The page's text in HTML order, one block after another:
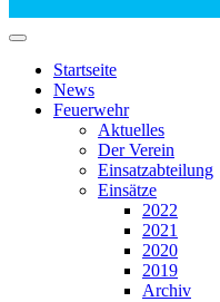
Startseite
News
Feuerwehr
Aktuelles
Der Verein
Einsatzabteilung
Einsätze
2022
2021
2020
2019
Archiv